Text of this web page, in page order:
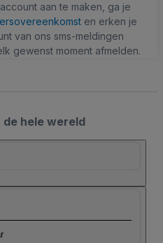
aan te maken, ga je
en erken je
van ons sms-meldingen
gewenst moment afmelden.
hele wereld